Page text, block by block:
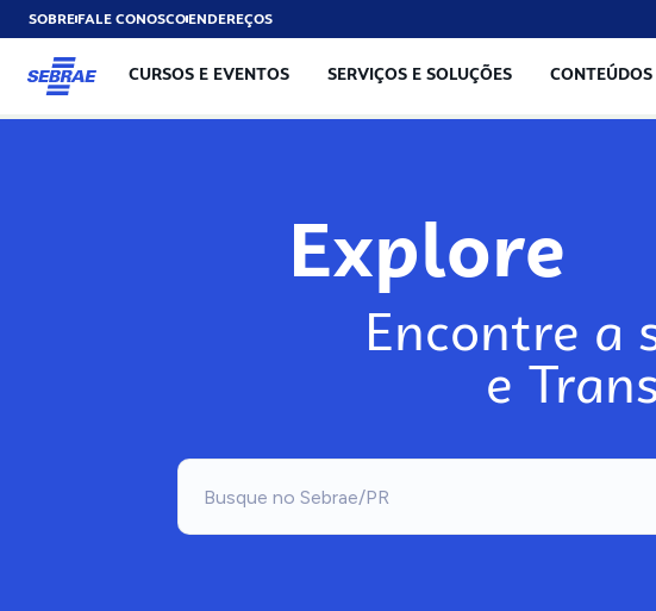
SOBREFALE CONOSCOENDEREÇOS
CURSOS E EVENTOS SERVIÇOS E SOLUÇÕES
Explore
Encontre a
e